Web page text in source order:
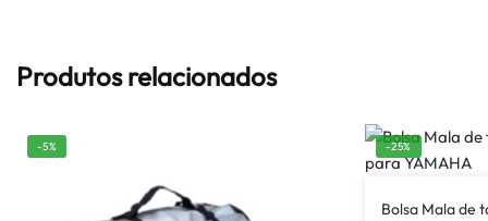
Produtos relacionados
-5% -25%
Bolsa Mala de